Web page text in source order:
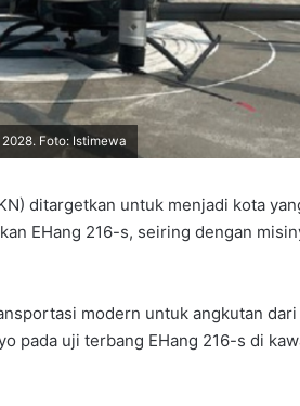
Foto: Istimewa
ditargetkan untuk menjadi kota
EHang 216-s, seiring dengan
modern untuk angkutan
pada uji terbang EHang 216-s di